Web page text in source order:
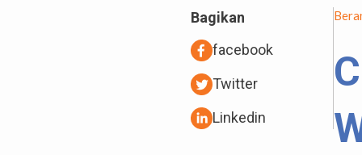
Bagikan
facebook
Twitter
Linkedin